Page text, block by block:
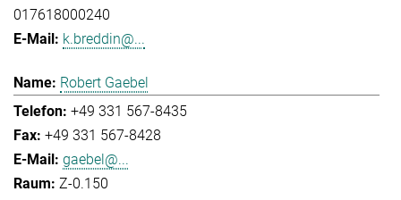
017618000240
k.breddin@...
Robert Gaebel
+49 331 567-8435
+49 331 567-8428
gaebel@...
Z-0.150